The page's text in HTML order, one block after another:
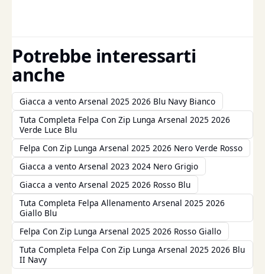
Potrebbe interessarti
anche
Giacca a vento Arsenal 2025 2026 Blu Navy Bianco
Tuta Completa Felpa Con Zip Lunga Arsenal 2025 2026
Verde Luce Blu
Felpa Con Zip Lunga Arsenal 2025 2026 Nero Verde Rosso
Giacca a vento Arsenal 2023 2024 Nero Grigio
Giacca a vento Arsenal 2025 2026 Rosso Blu
Tuta Completa Felpa Allenamento Arsenal 2025 2026
Giallo Blu
Felpa Con Zip Lunga Arsenal 2025 2026 Rosso Giallo
Tuta Completa Felpa Con Zip Lunga Arsenal 2025 2026 Blu
II Navy